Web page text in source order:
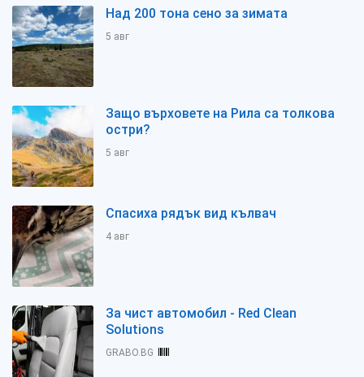
Над 200 тона сено за зимата
5 авг
Защо върховете на Рила са толкова
остри?
5 авг
Спасиха рядък вид кълвач
4 авг
За чист автомобил - Red Clean
Solutions
GRABO.BG